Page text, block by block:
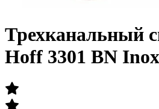
Трехканальный
Hoff 3301 BN Inox